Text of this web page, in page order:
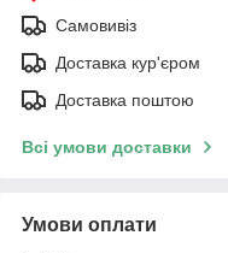
Самовивіз
Доставка кур'єром
Доставка поштою
Всі умови доставки
Умови оплати